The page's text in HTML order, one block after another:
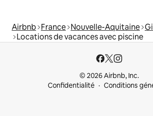
Airbnb France Nouvelle-Aquitaine
Locations de vacances avec piscine
© 2026 Airbnb, Inc.
Confidentialité
Conditions